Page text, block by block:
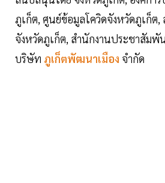
ภูเก็ต, ศูนย์ข้อมูลโควิดจังหวัดภูเก็ต
จังหวัดภูเก็ต, สำนักงานประชาสัมพั
บริษัท ภูเก็ตพัฒนาเมือง จำกัด